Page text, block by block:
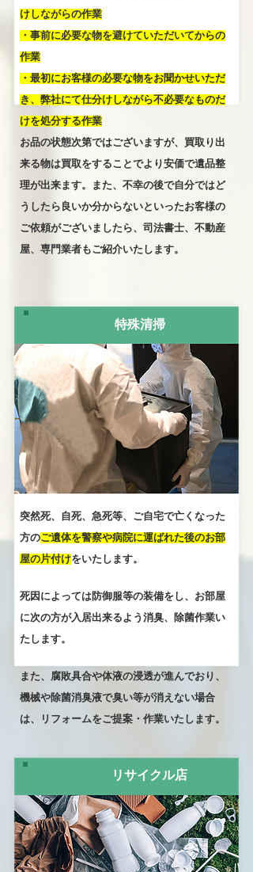
けしながらの作業
・事前に必要な物を避けていただいてからの
作業
・最初にお客様の必要な物をお聞かせいただ
き、弊社にて仕分けしながら不必要なものだ
けを処分する作業
お品の状態次第ではございますが、買取り出
来る物は買取をすることでより安価で遺品整
理が出来ます。また、不幸の後で自分ではど
うしたら良いか分からないといったお客様の
ご依頼がございましたら、司法書士、不動産
屋、専門業者もご紹介いたします。
特殊清掃
突然死、自死、急死等、ご自宅で亡くなった
方のご遺体を警察や病院に運ばれた後のお部
屋の片付けをいたします。
死因によっては防御服等の装備をし、お部屋
に次の方が入居出来るよう消臭、除菌作業い
たします。
また、腐敗具合や体液の浸透が進んでおり、
機械や除菌消臭液で臭い等が消えない場合
は、リフォームをご提案・作業いたします。
リサイクル店